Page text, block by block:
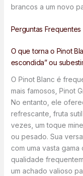
brancos a um novo
Perguntas Frequentes
O que torna o Pinot
escondida” ou
O Pinot Blanc é
mais famosos, Pinot
No entanto, ele
refrescante, fruta
vezes, um toque
ou pesado. Sua
com uma vasta
qualidade
um achado valioso